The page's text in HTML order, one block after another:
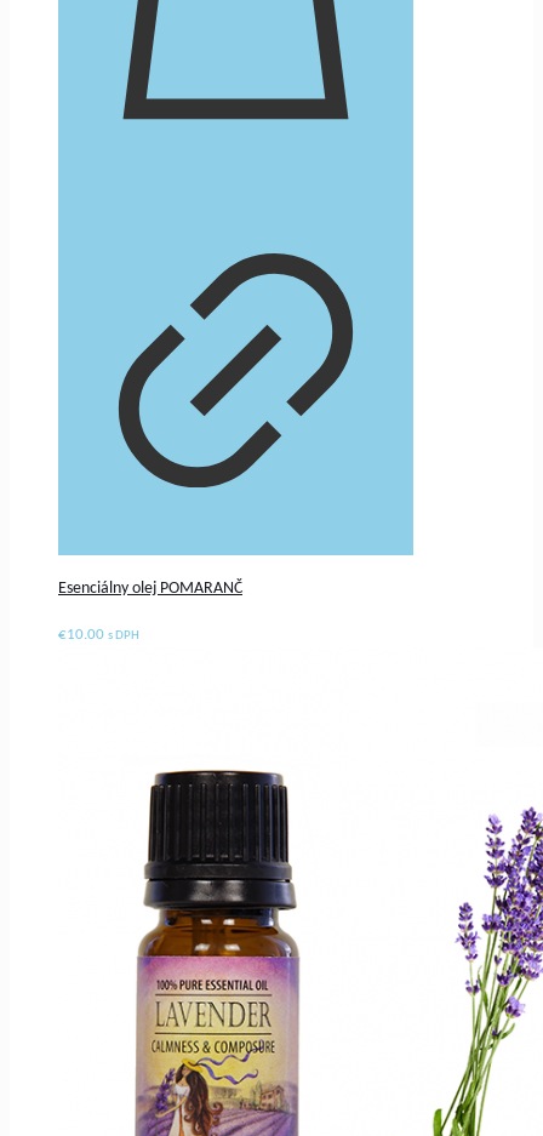
Esenciálny olej POMARANČ
€10.00 s DPH